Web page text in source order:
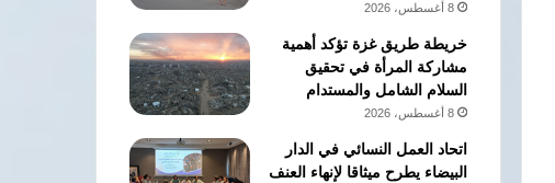
8 أغسطس، 2026
خريطة طريق غزة تؤكد أهمية
مشاركة المرأة في تحقيق
السلام الشامل والمستدام
8 أغسطس، 2026
اتحاد العمل النسائي في الدار
البيضاء يطرح ميثاقا لإنهاء العنف